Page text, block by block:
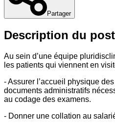
Partager
Description du
Au sein d’une équipe
les patients qui viennent en
- Assurer l’accueil physique
documents administratifs
au codage des examens.
- Donner une collation au